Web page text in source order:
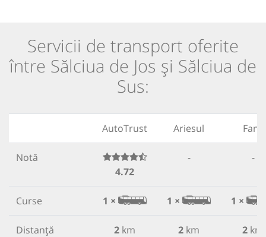
Servicii de transport oferite
între Sălciua de Jos și Sălciua de
Sus:
AutoTrust Ariesul Fany
Notă
4.72
- -
Curse 1 × 1 × 1 ×
Distanță 2 km 2 km 2 km